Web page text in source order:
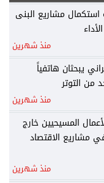
استكمال مشاريع البنى
منذ شهرين
يبحثان هاتفياً
من التوتر
منذ شهرين
المسيحيين خارج
مشاريع الاقتصاد
منذ شهرين